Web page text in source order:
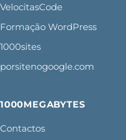
VelocitasCode
Formação WordPress
1000sites
porsitenogoogle.com
1000MEGABYTES
Contactos